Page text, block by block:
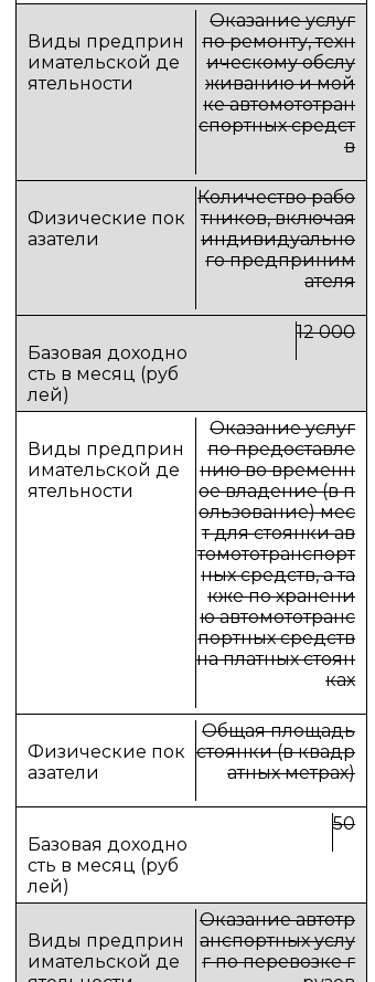
Оказание услуг
по ремонту, техн
ическому обслу
живанию и мой
ке автомототран
спортных средст
в
Количество рабо
тников, включая
индивидуально
го предприним
ателя
12 000
Оказание услуг
по предоставле
нию во временн
ое владение (в п
ользование) мес
т для стоянки ав
томототранспорт
ных средств, а та
кже по хранени
ю автомототранс
портных средств
на платных стоян
ках
Общая площадь
стоянки (в квадр
атных метрах)
50
Оказание автотр
анспортных услу
г по перевозке г